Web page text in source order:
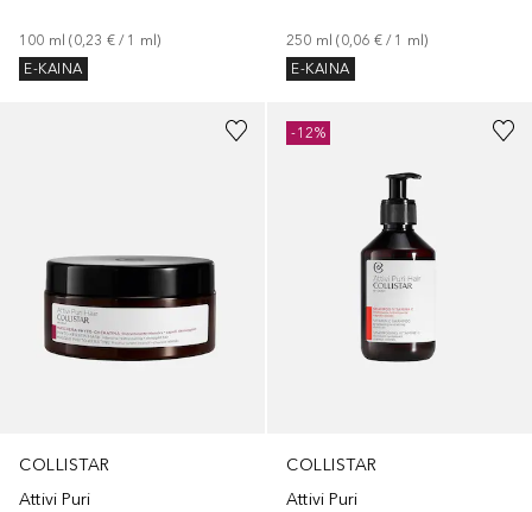
100 ml (0,23 € / 1 ml)
E-KAINA
250 ml (0,06 € / 1 ml)
E-KAINA
COLLISTAR
Attivi Puri
COLLISTAR
Attivi Puri
-12%